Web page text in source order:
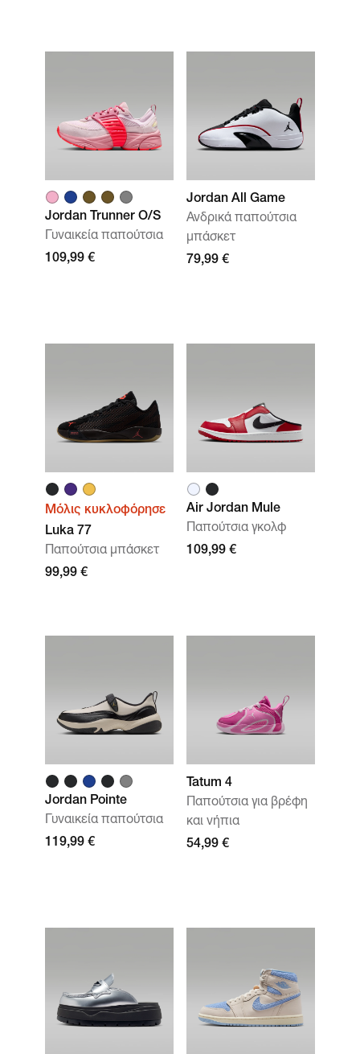
Jordan Trunner O/S
Γυναικεία παπούτσια
109,99 €
Jordan All Game
Ανδρικά παπούτσια
μπάσκετ
79,99 €
Μόλις κυκλοφόρησε
Luka 77
Παπούτσια μπάσκετ
99,99 €
Air Jordan Mule
Παπούτσια γκολφ
109,99 €
Jordan Pointe
Γυναικεία παπούτσια
119,99 €
Tatum 4
Παπούτσια για βρέφη
και νήπια
54,99 €